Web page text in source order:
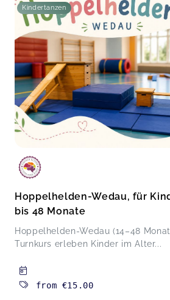
Kindertanzen
Hoppelhelden-Wedau, für
bis 48 Monate
Hoppelhelden-Wedau (14–48
Turnkurs erleben Kinder im Alter...
from €15.00